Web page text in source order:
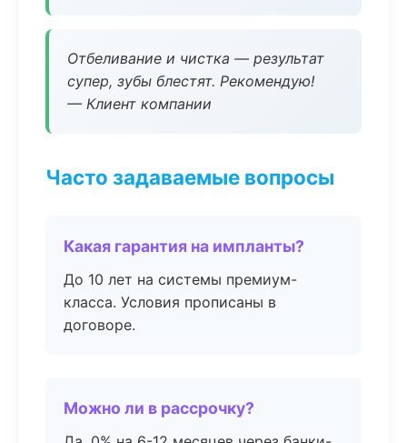
Отбеливание и чистка — результат
супер, зубы блестят. Рекомендую!
— Клиент компании
Часто задаваемые вопросы
Какая гарантия на импланты?
До 10 лет на системы премиум-
класса. Условия прописаны в
договоре.
Можно ли в рассрочку?